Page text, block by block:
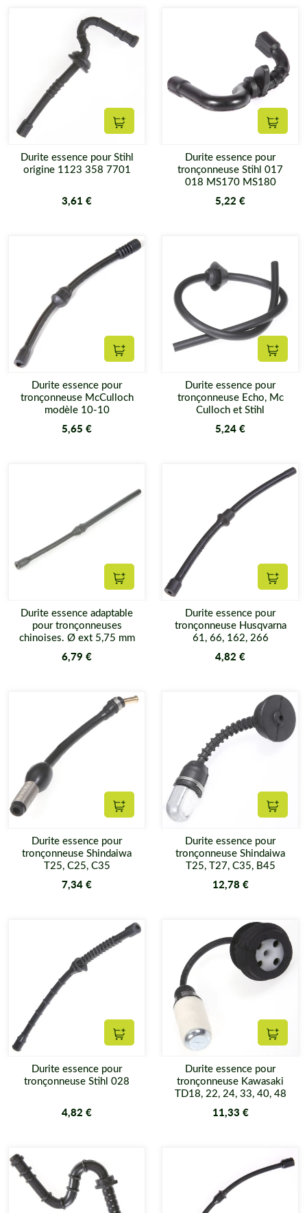
Ajouter au panier
Durite essence pour Stihl
origine 1123 358 7701
3,61 €
Durite essence pour
tronçonneuse Stihl 017
018 MS170 MS180
5,22 €
Ajouter au panier
Durite essence pour
tronçonneuse McCulloch
modèle 10-10
5,65 €
Durite essence pour
tronçonneuse Echo, Mc
Culloch et Stihl
5,24 €
Ajouter au panier
Durite essence adaptable
pour tronçonneuses
chinoises. Ø ext 5,75 mm
6,79 €
Durite essence pour
tronçonneuse Husqvarna
61, 66, 162, 266
4,82 €
Ajouter au panier
Durite essence pour
tronçonneuse Shindaiwa
T25, C25, C35
7,34 €
Durite essence pour
tronçonneuse Shindaiwa
T25, T27, C35, B45
12,78 €
Ajouter au panier
Durite essence pour
tronçonneuse Stihl 028
4,82 €
Durite essence pour
tronçonneuse Kawasaki
TD18, 22, 24, 33, 40, 48
11,33 €